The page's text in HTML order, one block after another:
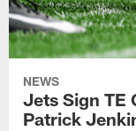
NEWS
Jets Sign TE
Patrick